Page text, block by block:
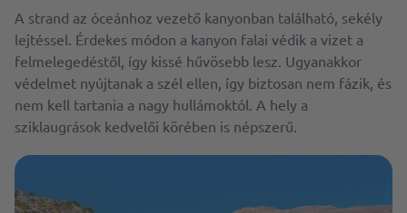
A strand az óceánhoz vezető kanyonban található, sekély
lejtéssel. Érdekes módon a kanyon falai védik a vizet a
felmelegedéstől, így kissé hűvösebb lesz. Ugyanakkor
védelmet nyújtanak a szél ellen, így biztosan nem fázik, és
nem kell tartania a nagy hullámoktól. A hely a
sziklaugrások kedvelői körében is népszerű.